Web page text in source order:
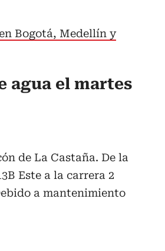
Bogotá, Medellín y
agua el martes
de La Castaña. De la
Este a la carrera 2
a mantenimiento